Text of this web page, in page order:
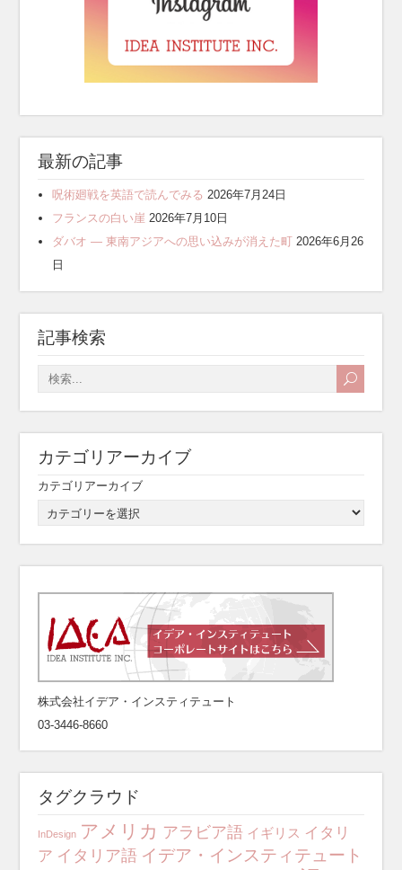
最新の記事
呪術廻戦を英語で読んでみる 2026年7月24日
フランスの白い崖 2026年7月10日
ダバオ ― 東南アジアへの思い込みが消えた町 2026年6月26
日
記事検索
カテゴリアーカイブ
カテゴリアーカイブ
株式会社イデア・インスティテュート
03-3446-8660
タグクラウド
InDesign アメリカ アラビア語 イギリス イタリ
ア イタリア語 イデア・インスティテュート